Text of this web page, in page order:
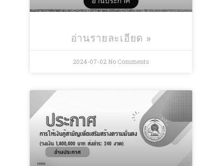
อ่านรายละเอียด »
2024-07-02 No Comments